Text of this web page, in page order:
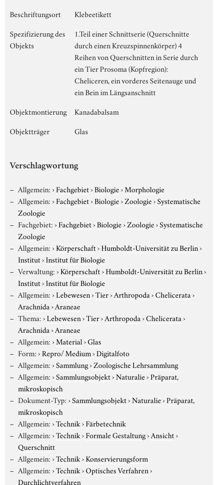
Beschriftungsort
Klebeetikett
Spezifizierung des
Objekts
1.Teil einer Schnittserie (Querschnitte
durch einen Kreuzspinnenkörper) 4
Reihen von Querschnitten in Serie durch
ein Tier Prosoma (Kopfregion):
Cheliceren, ein vorderes Seitenauge und
ein Bein im Längsanschnitt
Objektmontierung
Kanadabalsam
Objektträger
Glas
Verschlagwortung
Allgemein:›Fachgebiet›Biologie›Morphologie
Allgemein:›Fachgebiet›Biologie›Zoologie›Systematische
Zoologie
Fachgebiet:›Fachgebiet›Biologie›Zoologie›Systematische
Zoologie
Allgemein:›Körperschaft›Humboldt-Universität zu Berlin›
Institut›Institut für Biologie
Verwaltung:›Körperschaft›Humboldt-Universität zu Berlin›
Institut›Institut für Biologie
Allgemein:›Lebewesen›Tier›Arthropoda›Chelicerata›
Arachnida›Araneae
Thema:›Lebewesen›Tier›Arthropoda›Chelicerata›
Arachnida›Araneae
Allgemein:›Material›Glas
Form:›Repro/ Medium›Digitalfoto
Allgemein:›Sammlung›Zoologische Lehrsammlung
Allgemein:›Sammlungsobjekt›Naturalie›Präparat,
mikroskopisch
Dokument-Typ:›Sammlungsobjekt›Naturalie›Präparat,
mikroskopisch
Allgemein:›Technik›Färbetechnik
Allgemein:›Technik›Formale Gestaltung›Ansicht›
Querschnitt
Allgemein:›Technik›Konservierungsform
Allgemein:›Technik›Optisches Verfahren›
Durchlichtverfahren